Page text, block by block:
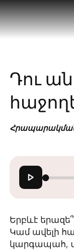
Դու
Երբևէ
Կամ ավելի
կարգապահ,